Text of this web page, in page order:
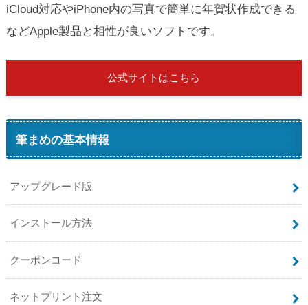
iCloud対応やiPhone内の写真で簡単に年賀状作成できる
などApple製品と相性が良いソフトです。
公式サイトはこちら
筆まめの基本情報
アップグレード版
インストール方法
クーポンコード
ネットプリント注文